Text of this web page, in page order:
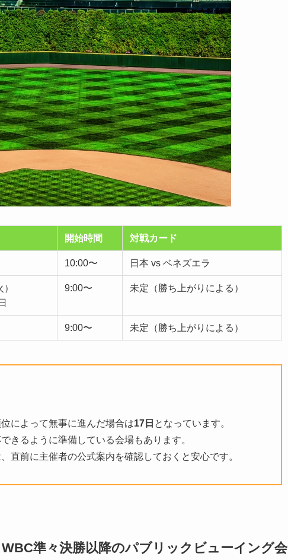
開始時間 対戦カード
10:00〜 日本 vs ベネズエラ
9:00〜 未定（勝ち上がりによる）
9:00〜 未定（勝ち上がりによる）
によって無事に進んだ場合は17日 となっています。
きるように準備している会場もあります。
直前に主催者の公式案内を確認しておくと安心です。
WBC準々決勝以降のパブリックビューイング会